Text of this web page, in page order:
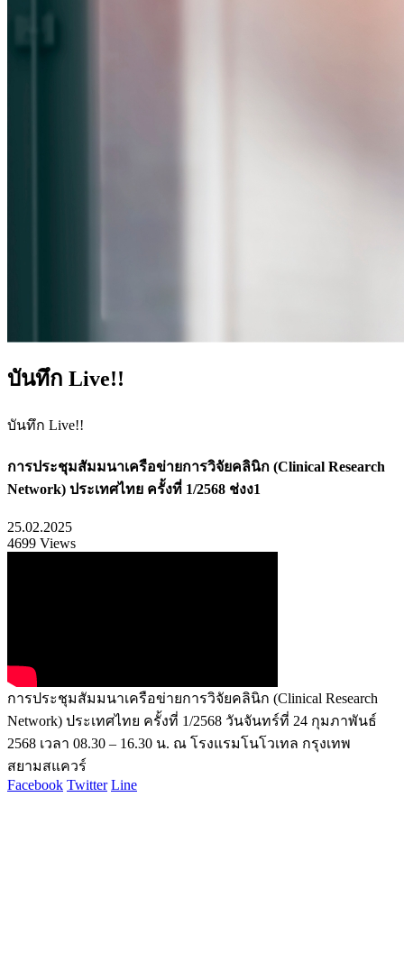
บันทึก Live!!
บันทึก Live!!
การประชุมสัมมนาเครือข่ายการวิจัยคลินิก (Clinical Research
Network) ประเทศไทย ครั้งที่ 1/2568 ช่งง1
25.02.2025
4699 Views
การประชุมสัมมนาเครือข่ายการวิจัยคลินิก (Clinical Research
Network) ประเทศไทย ครั้งที่ 1/2568 วันจันทร์ที่ 24 กุมภาพันธ์
2568 เวลา 08.30 – 16.30 น. ณ โรงแรมโนโวเทล กรุงเทพ
สยามสแควร์
Facebook Twitter Line